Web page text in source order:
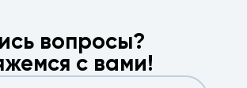
вопросы?
с вами!